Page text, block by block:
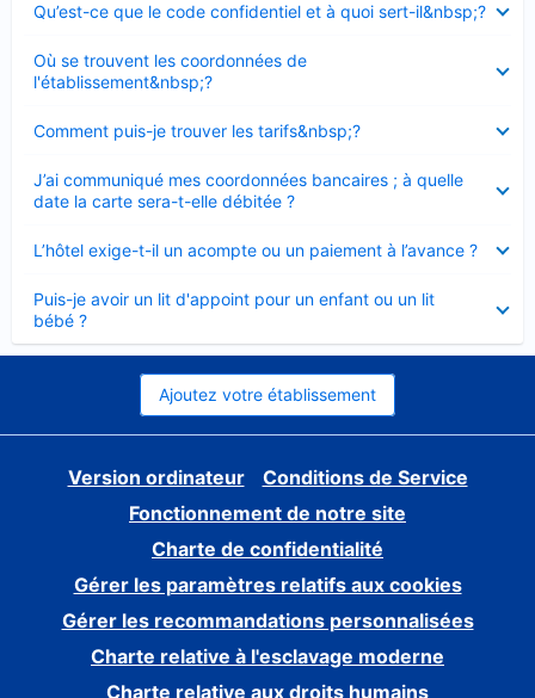
Qu’est-ce que le code confidentiel et à quoi sert-il&nbsp;?
fermé
Où se trouvent les coordonnées de
l'établissement&nbsp;?
fermé
Comment puis-je trouver les tarifs&nbsp;?
fermé
J’ai communiqué mes coordonnées bancaires ; à quelle
date la carte sera-t-elle débitée ?
fermé
L’hôtel exige-t-il un acompte ou un paiement à l’avance ?
fermé
Puis-je avoir un lit d'appoint pour un enfant ou un lit
bébé ?
fermé
Ajoutez votre établissement
Version ordinateur
Conditions de Service
Fonctionnement de notre site
Charte de confidentialité
Gérer les paramètres relatifs aux cookies
Gérer les recommandations personnalisées
Charte relative à l'esclavage moderne
Charte relative aux droits humains